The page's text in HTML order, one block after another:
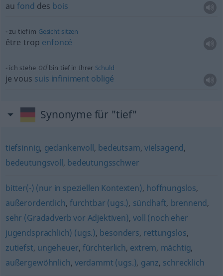
aufond des bois
zu tief im Gesicht sitzen
être trop enfoncé
ich stehe odbin tief in Ihrer Schuld
je vous suis infiniment obligé
Synonyme für "tief"
tiefsinnig, gedankenvoll, bedeutsam, vielsagend,
bedeutungsvoll, bedeutungsschwer
bitter(-) (nur in speziellen Kontexten), hoffnungslos,
außerordentlich, furchtbar (ugs.), sündhaft, brennend,
sehr (Gradadverb vor Adjektiven),voll (noch eher
jugendsprachlich) (ugs.), besonders, rettungslos,
zutiefst, ungeheuer, fürchterlich, extrem, mächtig,
außergewöhnlich, verdammt (ugs.), ganz, schrecklich